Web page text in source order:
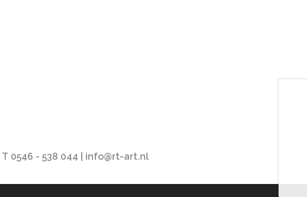
0546 - 538 044 | info@rt-art.nl